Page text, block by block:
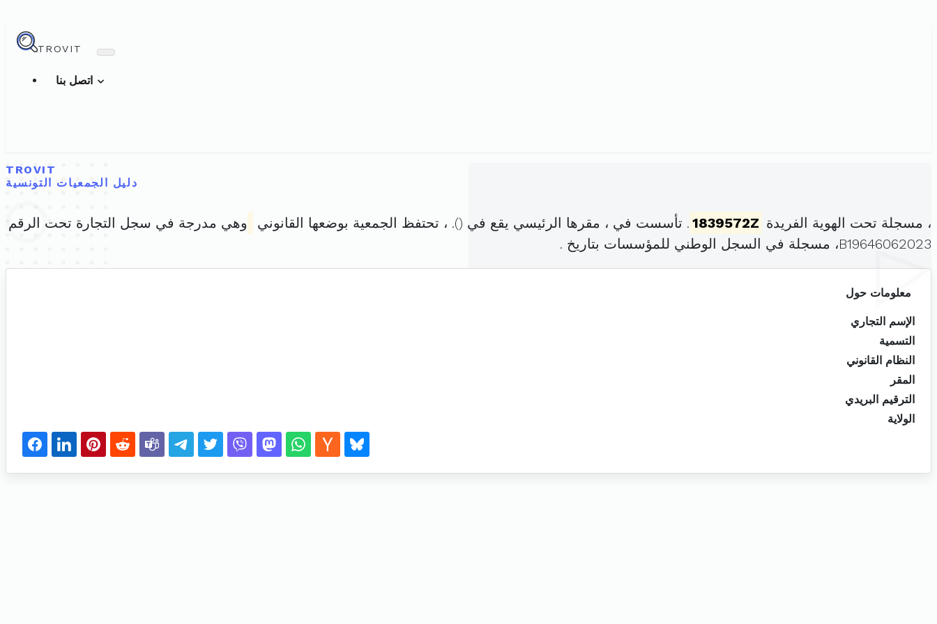
TROVIT
TROVIT
دليل الجمعيات التونسية
، مسجلة تحت الهوية الفريدة 1839572Z . تأسست في ، مقرها الرئيسي يقع في (). ، تحتفظ الجمعية بوضعها القانوني
وهي مدرجة في سجل التجارة تحت الرقم
B19646062023، مسجلة في السجل الوطني للمؤسسات بتاريخ .
معلومات حول
الإسم التجاري
التسمية
النظام القانوني
المقر
الترقيم البريدي
الولاية